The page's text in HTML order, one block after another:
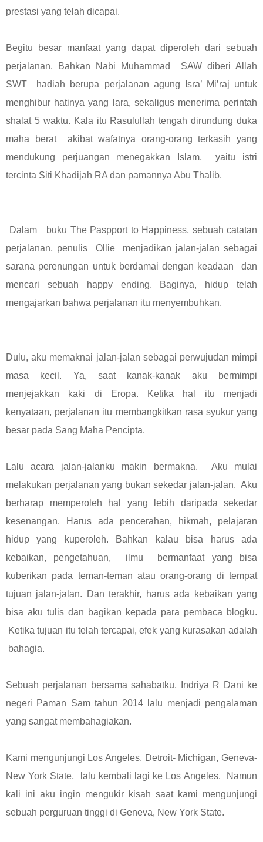
prestasi yang telah dicapai.
Begitu besar manfaat yang dapat diperoleh dari sebuah
perjalanan. Bahkan Nabi Muhammad SAW diberi Allah
SWT hadiah berupa perjalanan agung Isra’ Mi’raj untuk
menghibur hatinya yang lara, sekaligus menerima perintah
shalat 5 waktu. Kala itu Rasulullah tengah dirundung duka
maha berat akibat wafatnya orang-orang terkasih yang
mendukung perjuangan menegakkan Islam, yaitu istri
tercinta Siti Khadijah RA dan pamannya Abu Thalib.
Dalam buku The Paspport to Happiness, sebuah catatan
perjalanan, penulis Ollie menjadikan jalan-jalan sebagai
sarana perenungan untuk berdamai dengan keadaan dan
mencari sebuah happy ending. Baginya, hidup telah
mengajarkan bahwa perjalanan itu menyembuhkan.
Dulu, aku memaknai jalan-jalan sebagai perwujudan mimpi
masa kecil. Ya, saat kanak-kanak aku bermimpi
menjejakkan kaki di Eropa. Ketika hal itu menjadi
kenyataan, perjalanan itu membangkitkan rasa syukur yang
besar pada Sang Maha Pencipta.
Lalu acara jalan-jalanku makin bermakna. Aku mulai
melakukan perjalanan yang bukan sekedar jalan-jalan. Aku
berharap memperoleh hal yang lebih daripada sekedar
kesenangan. Harus ada pencerahan, hikmah, pelajaran
hidup yang kuperoleh. Bahkan kalau bisa harus ada
kebaikan, pengetahuan, ilmu bermanfaat yang bisa
kuberikan pada teman-teman atau orang-orang di tempat
tujuan jalan-jalan. Dan terakhir, harus ada kebaikan yang
bisa aku tulis dan bagikan kepada para pembaca blogku.
Ketika tujuan itu telah tercapai, efek yang kurasakan adalah
bahagia.
Sebuah perjalanan bersama sahabatku, Indriya R Dani ke
negeri Paman Sam tahun 2014 lalu menjadi pengalaman
yang sangat membahagiakan.
Kami mengunjungi Los Angeles, Detroit- Michigan, Geneva-
New York State, lalu kembali lagi ke Los Angeles. Namun
kali ini aku ingin mengukir kisah saat kami mengunjungi
sebuah perguruan tinggi di Geneva, New York State.